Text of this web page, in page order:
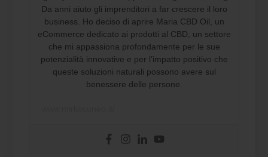
Da anni aiuto gli imprenditori a far crescere il loro
business. Ho deciso di aprire Maria CBD Oil, un
eCommerce dedicato ai prodotti al CBD, un settore
che mi appassiona profondamente per le sue
potenzialità innovative e per l’impatto positivo che
queste soluzioni naturali possono avere sul
benessere delle persone.